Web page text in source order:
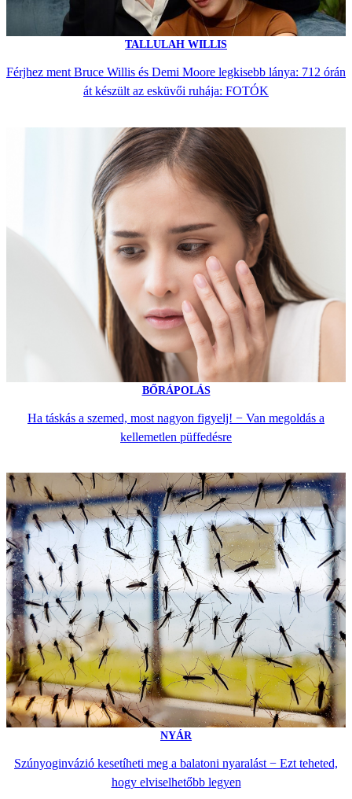
TALLULAH WILLIS
Férjhez ment Bruce Willis és Demi Moore legkisebb lánya: 712 órán
át készült az esküvői ruhája: FOTÓK
BŐRÁPOLÁS
Ha táskás a szemed, most nagyon figyelj! − Van megoldás a
kellemetlen püffedésre
NYÁR
Szúnyoginvázió kesetíheti meg a balatoni nyaralást − Ezt teheted,
hogy elviselhetőbb legyen